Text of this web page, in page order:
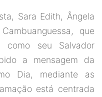
Sara Edith, Ângela
que
como seu Salvador
a mensagem da
Dia, mediante as
está centrada